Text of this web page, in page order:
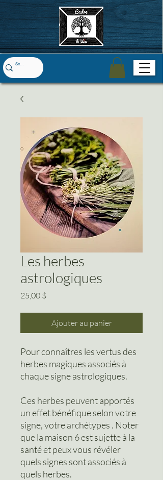
Les herbes
astrologiques
25,00 $Prix
Ajouter au panier
Pour connaîtres les vertus des
herbes magiques associés à
chaque signe astrologiques.
Ces herbes peuvent apportés
un effet bénéfique selon votre
signe, votre archétypes . Noter
que la maison 6 est sujette à la
santé et peux vous révéler
quels signes sont associés à
quels herbes.